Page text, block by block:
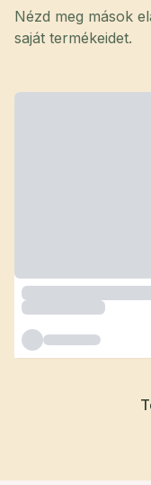
Nézd meg mások
saját termékeidet.